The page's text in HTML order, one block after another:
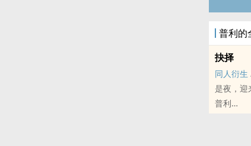
普利的
抉择
‎同‌人‍衍生
是夜，迎
普利